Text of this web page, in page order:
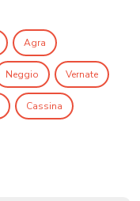
Agra
Neggio Vernate
Cassina